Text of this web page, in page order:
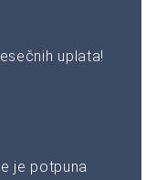
uplata!
je potpuna